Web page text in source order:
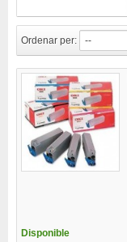
Ordenar per: --
Disponible